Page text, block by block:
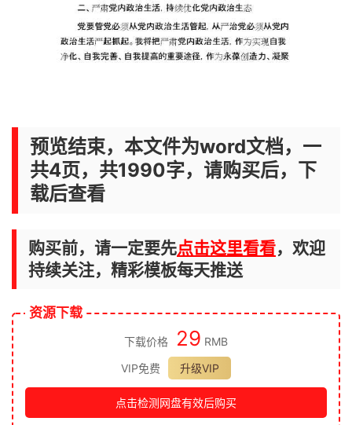
预览结束，本文件为word文档，一
共4页，共1990字，请购买后，下
载后查看
购买前，请一定要先点击这里看看，欢迎
持续关注，精彩模板每天推送
资源下载
下载价格 29 RMB
VIP免费
升级VIP
点击检测网盘有效后购买